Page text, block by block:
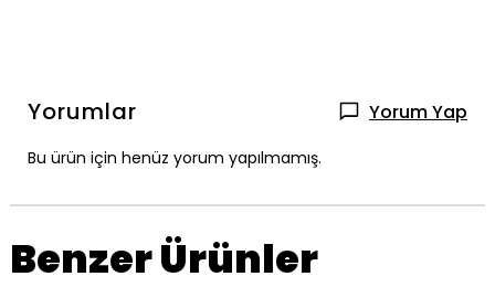
Yorumlar Yorum Yap
Bu ürün için henüz yorum yapılmamış.
Benzer Ürünler